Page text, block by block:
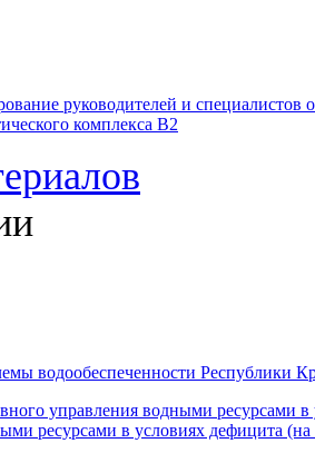
руководителей и специалистов
комплекса В2
водообеспеченности Республики
ресурсами в условиях дефицита